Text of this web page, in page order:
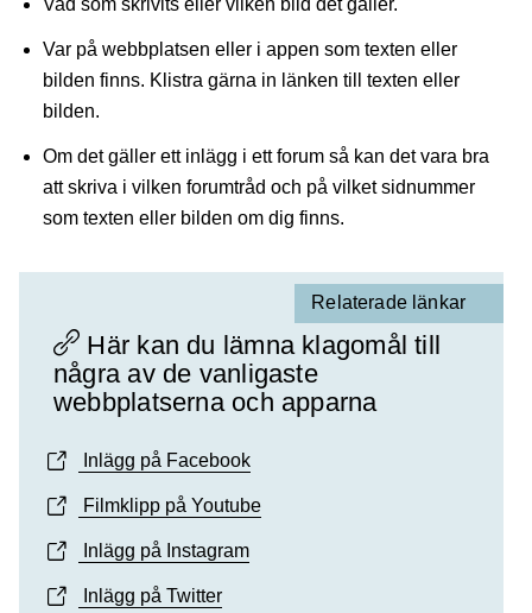
Vad som skrivits eller vilken bild det gäller.
Var på webbplatsen eller i appen som texten eller
bilden finns. Klistra gärna in länken till texten eller
bilden.
Om det gäller ett inlägg i ett forum så kan det vara bra
att skriva i vilken forumtråd och på vilket sidnummer
som texten eller bilden om dig finns.
Här kan du lämna klagomål till
några av de vanligaste
webbplatserna och apparna
Relaterade länkar
Inlägg på Facebook
Filmklipp på Youtube
Inlägg på Instagram
Inlägg på Twitter